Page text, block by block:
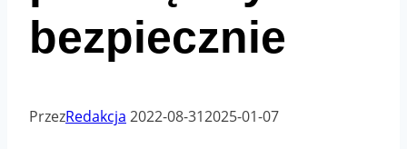
bezpiecznie
PrzezRedakcja 2022-08-312025-01-07